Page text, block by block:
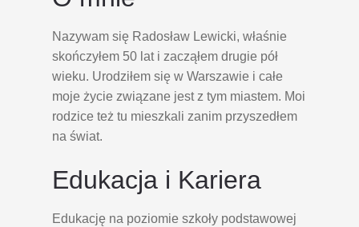
Nazywam się Radosław Lewicki, właśnie
skończyłem 50 lat i zacząłem drugie pół
wieku. Urodziłem się w Warszawie i całe
moje życie związane jest z tym miastem. Moi
rodzice też tu mieszkali zanim przyszedłem
na świat.
Edukacja i Kariera
Edukację na poziomie szkoły podstawowej